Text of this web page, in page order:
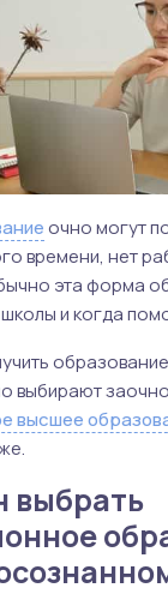
очно могут
времени, нет
эта форма
и когда
выбирают
высшее
выбрать